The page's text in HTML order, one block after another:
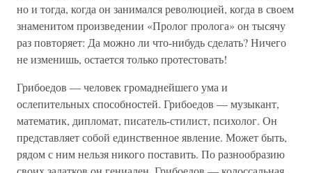
но и тогда, когда он занимался революцией, когда в своем
знаменитом произведении «Пролог пролога» он тысячу
раз повторяет: Да можно ли что-нибудь сделать? Ничего
не изменишь, остается только протестовать!
Грибоедов — человек громаднейшего ума и
ослепительных способностей. Грибоедов — музыкант,
математик, дипломат, писатель-стилист, психолог. Он
представляет собой единственное явление. Может быть,
рядом с ним нельзя никого поставить. По разнообразию